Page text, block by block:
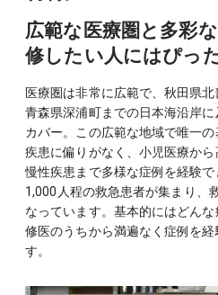
広範な医療圏と多彩
修したい人にはぴっ
医療圏は非常に広範で、秋田県北
青森県深浦町までの日本海沿岸
カバー。この広範な地域で唯一
疾患に偏りがなく、小児医療か
慢性疾患まで多様な症例を経験
1,000人程の救急患者が集まり、
なっています。基本的にはどん
修医のうちから満遍なく症例を
す。